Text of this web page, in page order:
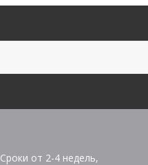
Сроки от 2-4 недель,